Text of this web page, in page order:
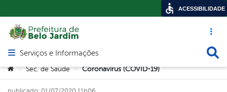
Acesso
Abrir menu principal de navegação
Serviços e Informações
Você está aqui:
> Sec. de Saúde > Coronavírus (COVID-19)
ACESSIBILIDADE